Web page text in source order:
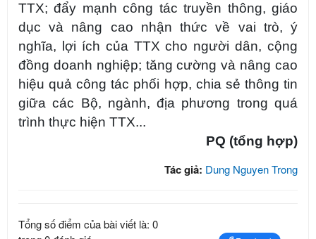
TTX; đẩy mạnh công tác truyền thông, giáo
dục và nâng cao nhận thức về vai trò, ý
nghĩa, lợi ích của TTX cho người dân, cộng
đồng doanh nghiệp; tăng cường và nâng cao
hiệu quả công tác phối hợp, chia sẻ thông tin
giữa các Bộ, ngành, địa phương trong quá
trình thực hiện TTX...
PQ (tổng hợp)
Tác giả: Dung Nguyen Trong
Tổng số điểm của bài viết là: 0